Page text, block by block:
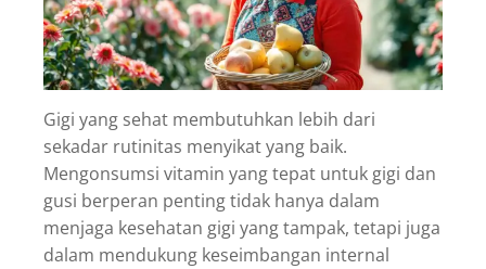
Gigi yang sehat membutuhkan lebih dari
sekadar rutinitas menyikat yang baik.
Mengonsumsi vitamin yang tepat untuk gigi dan
gusi berperan penting tidak hanya dalam
menjaga kesehatan gigi yang tampak, tetapi juga
dalam mendukung keseimbangan internal